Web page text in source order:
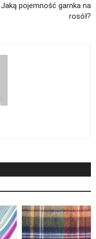
Jaką pojemność garnka na
rosół?